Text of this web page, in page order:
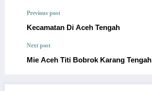
Previous post
Kecamatan Di Aceh Tengah
Next post
Mie Aceh Titi Bobrok Karang Tengah